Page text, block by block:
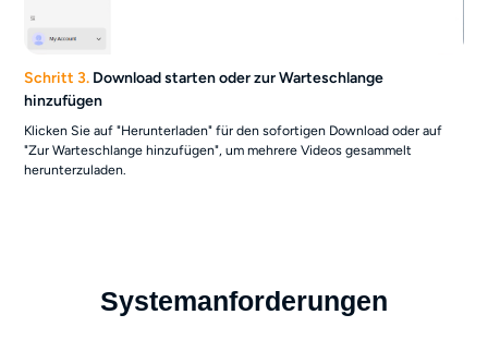
Schritt 3. Download starten oder zur Warteschlange
hinzufügen
Klicken Sie auf "Herunterladen" für den sofortigen Download oder auf
"Zur Warteschlange hinzufügen", um mehrere Videos gesammelt
herunterzuladen.
Systemanforderungen